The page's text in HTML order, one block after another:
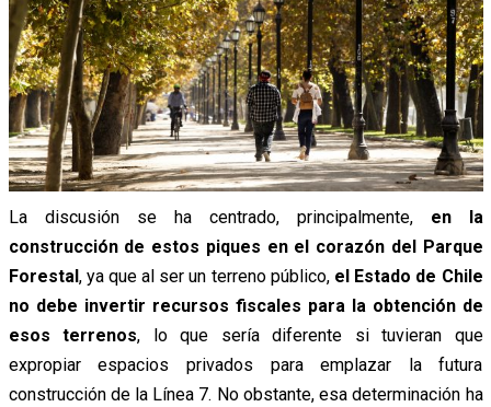
La discusión se ha centrado, principalmente, en la
construcción de estos piques en el corazón del Parque
Forestal, ya que al ser un terreno público, el Estado de Chile
no debe invertir recursos fiscales para la obtención de
esos terrenos, lo que sería diferente si tuvieran que
expropiar espacios privados para emplazar la futura
construcción de la Línea 7. No obstante, esa determinación ha